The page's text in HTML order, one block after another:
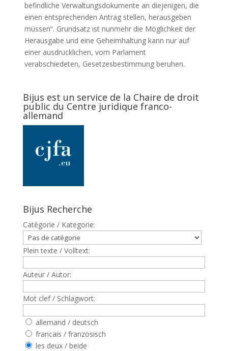
befindliche Verwaltungsdokumente an diejenigen, die
einen entsprechenden Antrag stellen, herausgeben
müssen“. Grundsatz ist nunmehr die Möglichkeit der
Herausgabe und eine Geheimhaltung kann nur auf
einer ausdrücklichen, vom Parlament
verabschiedeten, Gesetzesbestimmung beruhen.
Bijus est un service de la Chaire de droit
public du Centre juridique franco-
allemand
Bijus Recherche
Catègorie / Kategorie:
Plein texte / Volltext:
Auteur / Autor:
Mot clef / Schlagwort:
allemand / deutsch
francais / französisch
les deux / beide